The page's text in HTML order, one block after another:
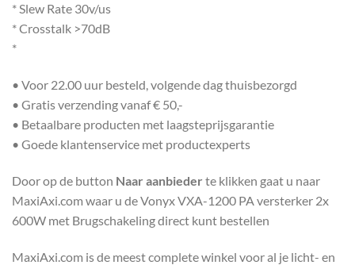
* Slew Rate 30v/us
* Crosstalk >70dB
*
• Voor 22.00 uur besteld, volgende dag thuisbezorgd
• Gratis verzending vanaf € 50,-
• Betaalbare producten met laagsteprijsgarantie
• Goede klantenservice met productexperts
Door op de button Naar aanbieder te klikken gaat u naar
MaxiAxi.com waar u de Vonyx VXA-1200 PA versterker 2x
600W met Brugschakeling direct kunt bestellen
MaxiAxi.com is de meest complete winkel voor al je licht- en